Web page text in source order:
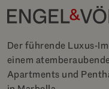
Der führende Luxus-
einem
Apartments und